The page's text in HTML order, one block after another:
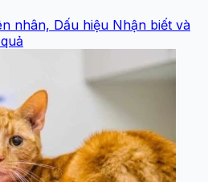
nhân, Dấu hiệu Nhận biết và